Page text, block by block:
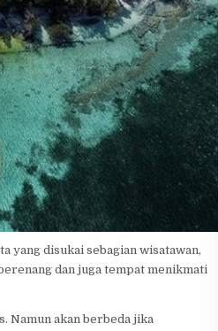
yang disukai sebagian wisatawan,
dan juga tempat menikmati
Namun akan berbeda jika